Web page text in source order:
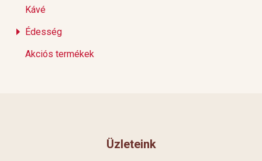
Kávé
Édesség
Akciós termékek
Üzleteink